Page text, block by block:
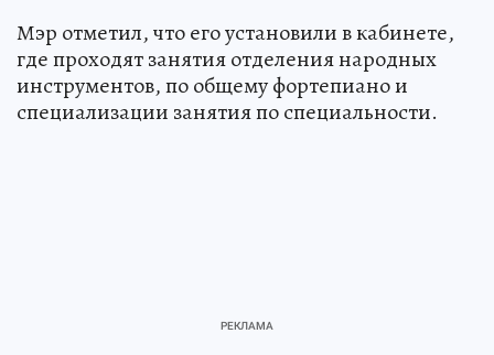
Мэр отметил, что его установили в кабинете,
где проходят занятия отделения народных
инструментов, по общему фортепиано и
специализации занятия по специальности.